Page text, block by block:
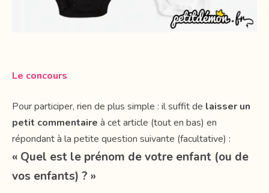
Le concours
Pour participer, rien de plus simple : il suffit de laisser un
petit commentaire à cet article (tout en bas) en
répondant à la petite question suivante (facultative) :
« Quel est le prénom de votre enfant (ou de
vos enfants) ? »